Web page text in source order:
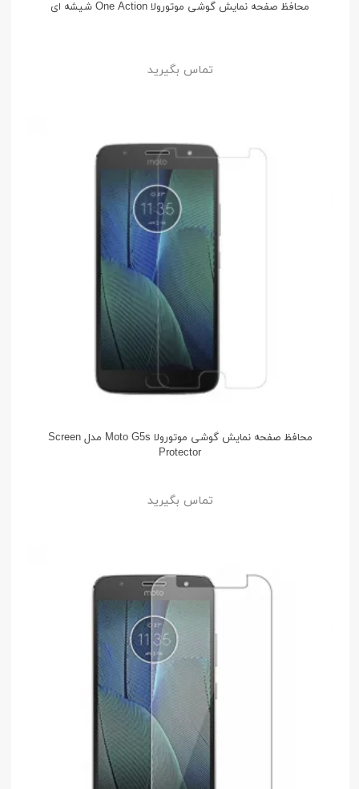
محافظ صفحه نمایش گوشی موتورولا One Action شیشه ای
تماس بگیرید
محافظ صفحه نمایش گوشی موتورولا Moto G5s مدل Screen
Protector
تماس بگیرید